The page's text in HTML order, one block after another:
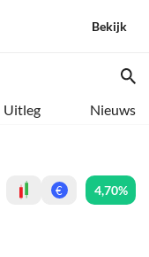
Bekijk
Uitleg Nieuws
€ 4,70%